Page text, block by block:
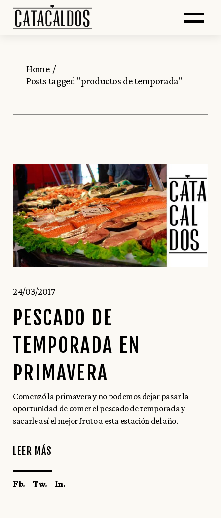
contenido
principal
content
Home
Posts tagged "productos de temporada"
24/03/2017
PESCADO DE
TEMPORADA EN
PRIMAVERA
Comenzó la primavera y no podemos dejar pasar la
oportunidad de comer el pescado de temporada y
sacarle así el mejor fruto a esta estación del año.
LEER MÁS
Fb. Tw. In.